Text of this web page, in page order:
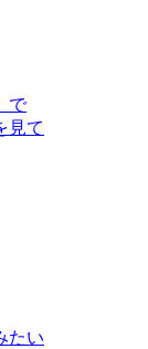
で
見て
たい